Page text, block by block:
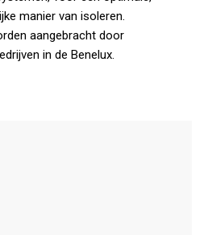
manier van isoleren.
aangebracht door
in de Benelux.